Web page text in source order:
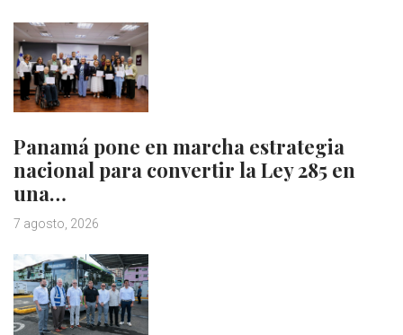
Panamá pone en marcha estrategia
nacional para convertir la Ley 285 en
una…
7 agosto, 2026